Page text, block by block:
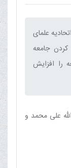
علمای
کردن جامعه
را افزایش
علی محمد و